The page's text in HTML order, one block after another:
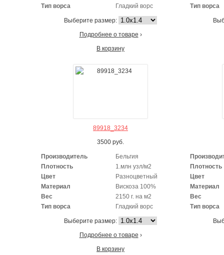
Тип ворса
Гладкий ворс
Выберите размер:
Подробнее о товаре ›
В корзину
Тип ворса
89918_3234
3500 руб.
Производитель
Бельгия
Плотность
1.млн узл/м2
Цвет
Разноцветный
Материал
Вискоза 100%
Вес
2150 г. на м2
Тип ворса
Гладкий ворс
Выберите размер:
Подробнее о товаре ›
В корзину
Плотность
Цвет
Материал
Вес
Тип ворса